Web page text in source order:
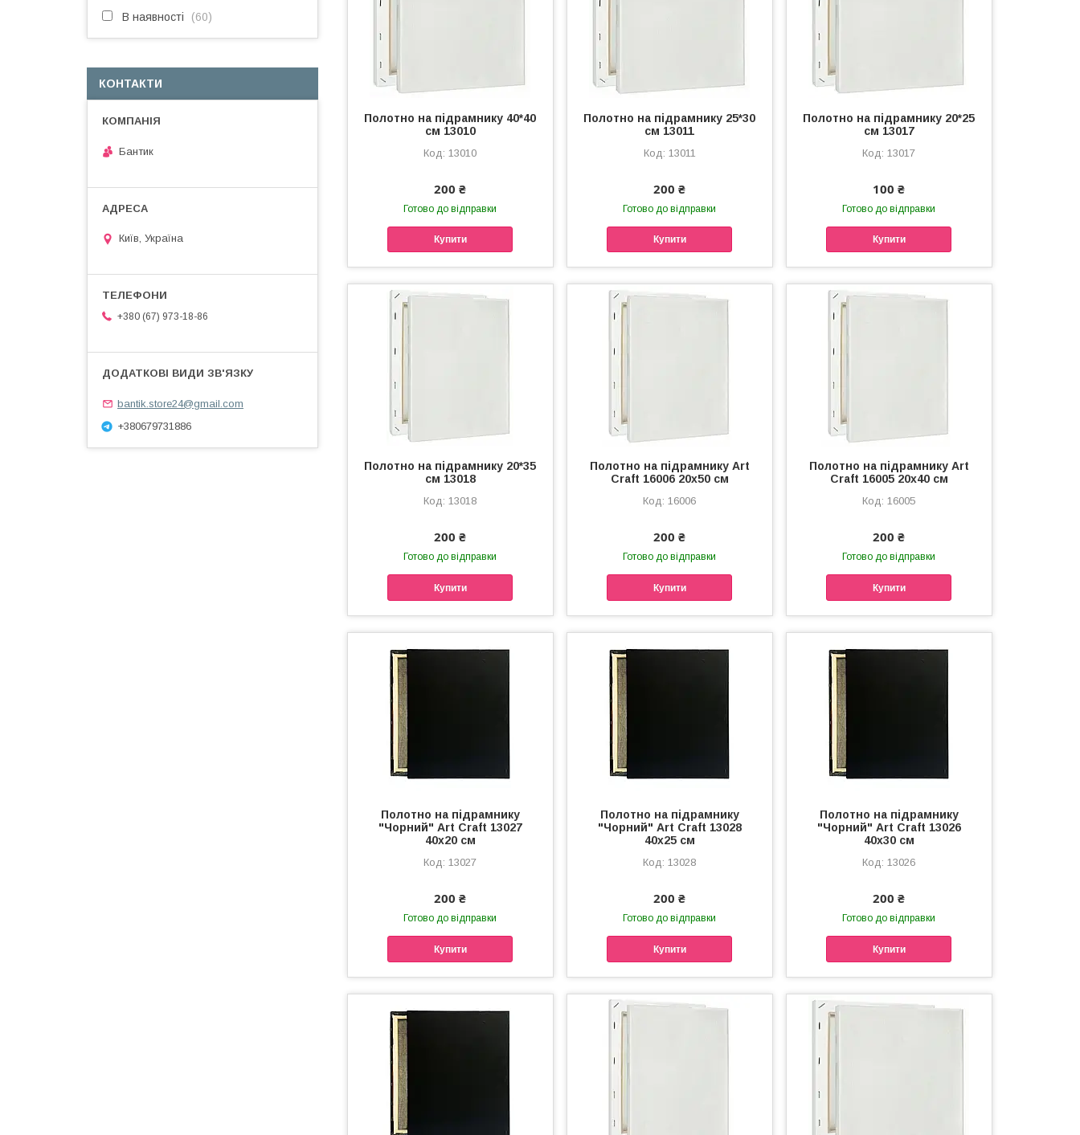
Полотно на підрамнику 40*40
см 13010
13010
200 ₴
Готово до відправки
Купити
Полотно на підрамнику 25*30
см 13011
13011
200 ₴
Готово до відправки
Купити
Полотно на підрамнику 20*25
см 13017
13017
100 ₴
Готово до відправки
Купити
Полотно на підрамнику 20*35
см 13018
13018
200 ₴
Готово до відправки
Купити
Полотно на підрамнику Art
Craft 16006 20х50 см
16006
200 ₴
Готово до відправки
Купити
Полотно на підрамнику Art
Craft 16005 20х40 см
16005
200 ₴
Готово до відправки
Купити
Полотно на підрамнику
"Чорний" Art Craft 13027
40х20 см
13027
200 ₴
Готово до відправки
Купити
Полотно на підрамнику
"Чорний" Art Craft 13028
40х25 см
13028
200 ₴
Готово до відправки
Купити
Полотно на підрамнику
"Чорний" Art Craft 13026
40х30 см
13026
200 ₴
Готово до відправки
Купити
В наявності 60
КОНТАКТИ
Бантик
Київ, Україна
+380 (67) 973-18-86
bantik.store24@gmail.com
+380679731886